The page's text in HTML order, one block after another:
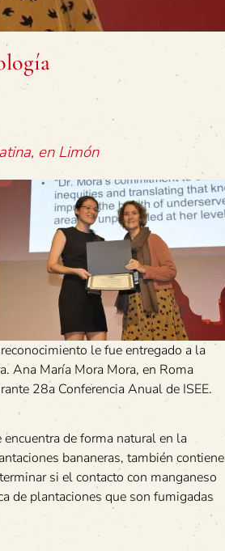
en Limón
le fue entregado a la
Ana María Mora Mora, en Roma
28a Conferencia Anual de ISEE.
de forma natural en la
bananeras, también contiene
si el contacto con manganeso
de plantaciones que son fumigadas